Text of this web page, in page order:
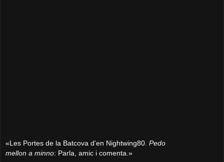
«Les Portes de la Batcova d’en Nightwing80. Pedo
mellon a minno: Parla, amic i comenta.»